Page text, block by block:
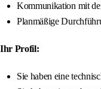
Kommunikation mit
Planmäßige
Ihr Profil:
Sie haben eine